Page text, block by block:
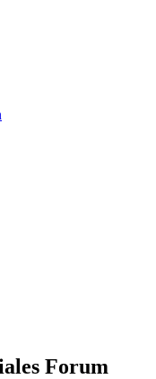
Forum